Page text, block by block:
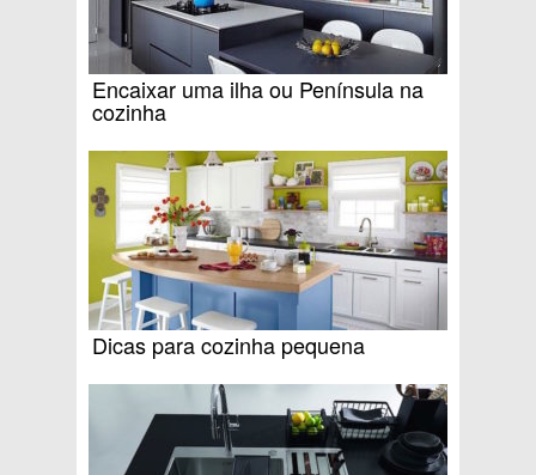
Encaixar uma ilha ou Península na
cozinha
Dicas para cozinha pequena